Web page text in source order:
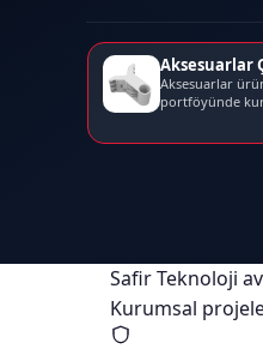
Aksesuarlar
Aksesuarlar
portföyünde
Safir Teknoloji
Kurumsal